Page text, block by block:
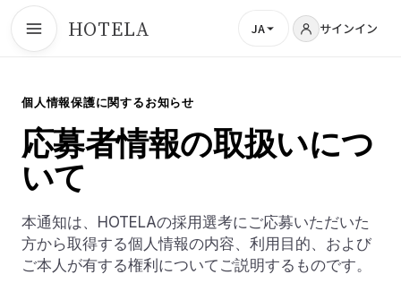
HOTELA JA サインイン
個人情報保護に関するお知らせ
応募者情報の取扱いにつ
いて
本通知は、HOTELAの採用選考にご応募いただいた
方から取得する個人情報の内容、利用目的、および
ご本人が有する権利についてご説明するものです。